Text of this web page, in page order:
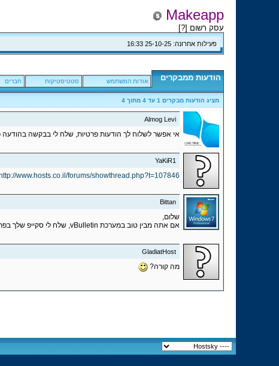
Makeapp
עסק רשום [?
]
פעילות אחרונה: 16:33
הודעות ממבקרים אודות המשתמש סטטיסטיקות חברים
מציג הודעות מבקרים 1 עד 4מתוך 4
Almog Levi
אי אפשר לשלוח לך הודעות פרטיות, שלח לי בבקשה
YaKiR1
http://www.hosts.co.il/forums/showthread.php?t=107846
Bittan
שלום,
אם אתה מבין טוב במערכת vBulletin, שלח לי סקייפ שלך בפרטי.
GladiatHost
מה קורה?